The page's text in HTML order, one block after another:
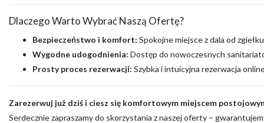
Dlaczego Warto Wybrać Naszą Ofertę?
Bezpieczeństwo i komfort: Spokojne miejsce z dala od
Wygodne udogodnienia: Dostęp do nowoczesnych
Prosty proces rezerwacji: Szybka i intuicyjna rezerwacja
Zarezerwuj już dziś i ciesz się komfortowym miejscem
Serdecznie zapraszamy do skorzystania z naszej oferty –